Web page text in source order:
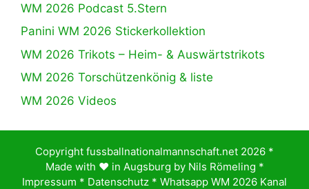
WM 2026 Podcast 5.Stern
Panini WM 2026 Stickerkollektion
WM 2026 Trikots – Heim- & Auswärtstrikots
WM 2026 Torschützenkönig & liste
WM 2026 Videos
Copyright fussballnationalmannschaft.net 2026 *
Made with ♥️ in Augsburg by Nils Römeling *
Impressum * Datenschutz * Whatsapp WM 2026 Kanal